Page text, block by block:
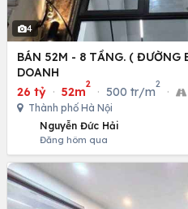
4
BÁN 52M - 8 TẦNG. (
DOANH
26 tỷ · 52m
2
· 500 tr/m
2
·
Thành phố Hà Nội
Nguyễn Đức Hải
Đăng hôm qua